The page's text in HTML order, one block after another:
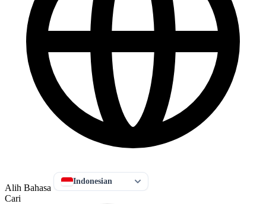
Alih Bahasa
Indonesian
Cari